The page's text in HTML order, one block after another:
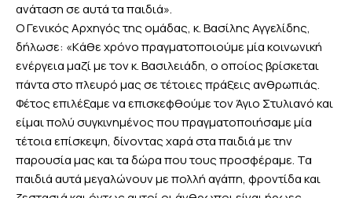
ανάταση σε αυτά τα παιδιά».
Ο Γενικός Αρχηγός της ομάδας, κ. Βασίλης Αγγελίδης,
δήλωσε: «Kάθε χρόνο πραγματοποιούμε μία κοινωνική
ενέργεια μαζί με τον κ. Βασιλειάδη, ο οποίος βρίσκεται
πάντα στο πλευρό μας σε τέτοιες πράξεις ανθρωπιάς.
Φέτος επιλέξαμε να επισκεφθούμε τον Άγιο Στυλιανό και
είμαι πολύ συγκινημένος που πραγματοποιήσαμε μία
τέτοια επίσκεψη, δίνοντας χαρά στα παιδιά με την
παρουσία μας και τα δώρα που τους προσφέραμε. Τα
παιδιά αυτά μεγαλώνουν με πολλή αγάπη, φροντίδα και